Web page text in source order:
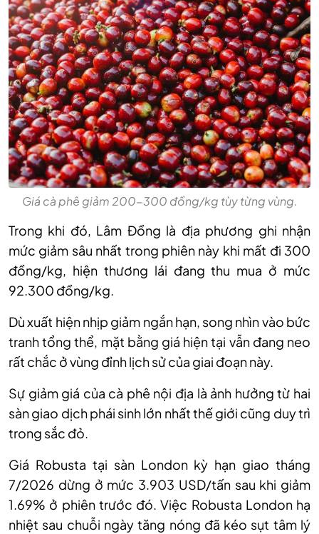
Giá cà phê giảm 200-300 đồng/kg tùy từng vùng.
Trong khi đó, Lâm Đồng là địa phương ghi nhận
mức giảm sâu nhất trong phiên này khi mất đi 300
đồng/kg, hiện thương lái đang thu mua ở mức
92.300 đồng/kg.
Dù xuất hiện nhịp giảm ngắn hạn, song nhìn vào bức
tranh tổng thể, mặt bằng giá hiện tại vẫn đang neo
rất chắc ở vùng đỉnh lịch sử của giai đoạn này.
Sự giảm giá của cà phê nội địa là ảnh hưởng từ hai
sàn giao dịch phái sinh lớn nhất thế giới cũng duy trì
trong sắc đỏ.
Giá Robusta tại sàn London kỳ hạn giao tháng
7/2026 dừng ở mức 3.903 USD/tấn sau khi giảm
1.69% ở phiên trước đó. Việc Robusta London hạ
nhiệt sau chuỗi ngày tăng nóng đã kéo sụt tâm lý